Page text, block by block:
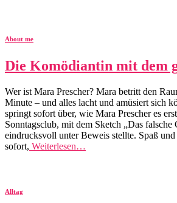
About me
Die Komödiantin mit dem
Wer ist Mara Prescher? Mara betritt den
Minute – und alles lacht und amüsiert sich
springt sofort über, wie Mara Prescher es
Sonntagsclub, mit dem Sketch „Das falsche
eindrucksvoll unter Beweis stellte. Spaß und
sofort, Weiterlesen…
Alltag